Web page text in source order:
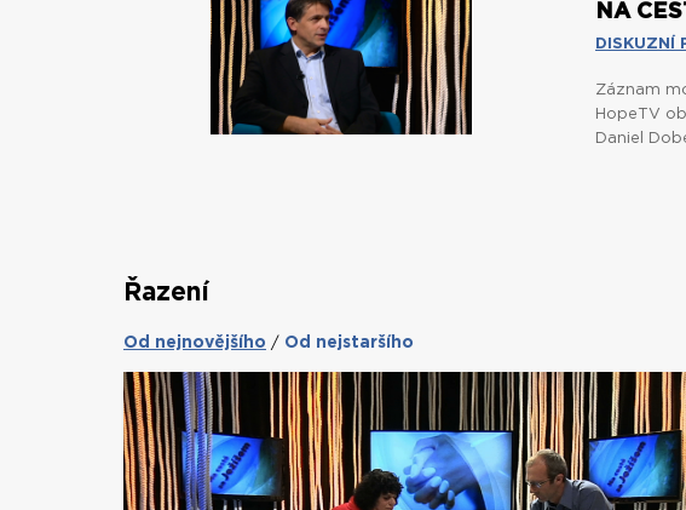
NA
DISKUZNÍ
Záznam
HopeTV
Daniel
Řazení
Od nejnovějšího / Od nejstaršího